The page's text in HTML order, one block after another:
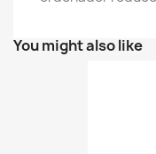
You might also like